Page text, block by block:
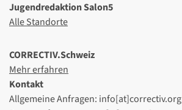
Jugendredaktion Salon5
Alle Standorte
CORRECTIV.Schweiz
Mehr erfahren
Kontakt
Allgemeine Anfragen: info[at]correctiv.org